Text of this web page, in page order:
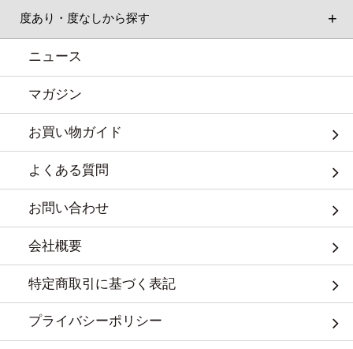
度あり・度なしから探す
ニュース
マガジン
お買い物ガイド
よくある質問
お問い合わせ
会社概要
特定商取引に基づく表記
プライバシーポリシー